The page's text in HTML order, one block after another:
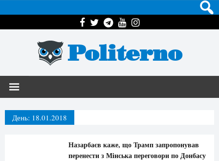
Politerno
День: 18.01.2018
Назарбаєв каже, що Трамп запропонував
перенести з Мінська переговори по Донбасу